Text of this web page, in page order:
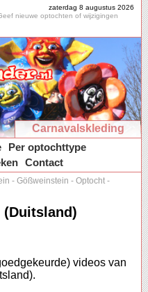
zaterdag 8 augustus 2026
nieuwe optochten of wijzigingen
Carnavalskleding
Per optochttype
Contact
- Gößweinstein - Optocht -
videos van